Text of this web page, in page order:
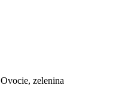
Ovocie, zelenina